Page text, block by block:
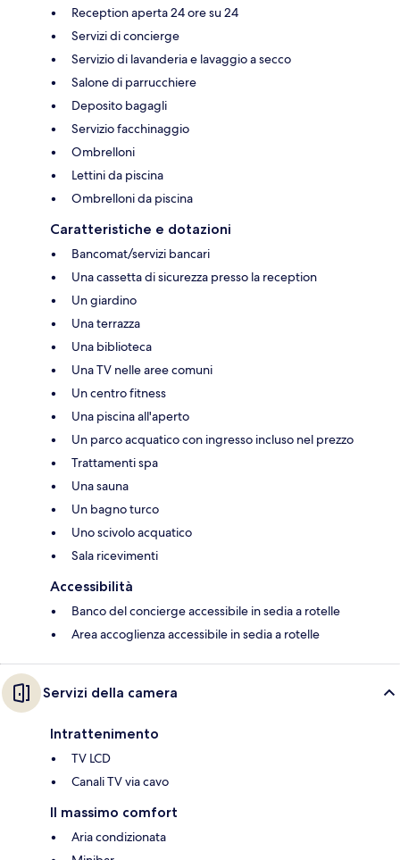
Reception aperta 24 ore su 24
Servizi di concierge
Servizio di lavanderia e lavaggio a secco
Salone di parrucchiere
Deposito bagagli
Servizio facchinaggio
Ombrelloni
Lettini da piscina
Ombrelloni da piscina
Caratteristiche e dotazioni
Bancomat/servizi bancari
Una cassetta di sicurezza presso la reception
Un giardino
Una terrazza
Una biblioteca
Una TV nelle aree comuni
Un centro fitness
Una piscina all'aperto
Un parco acquatico con ingresso incluso nel prezzo
Trattamenti spa
Una sauna
Un bagno turco
Uno scivolo acquatico
Sala ricevimenti
Accessibilità
Banco del concierge accessibile in sedia a rotelle
Area accoglienza accessibile in sedia a rotelle
Servizi della camera
Intrattenimento
TV LCD
Canali TV via cavo
Il massimo comfort
Aria condizionata